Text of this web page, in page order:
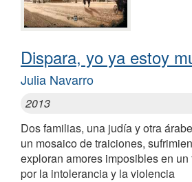
Dispara, yo ya estoy
Julia Navarro
2013
Dos familias, una judía y otra
un mosaico de traiciones,
exploran amores imposibles en
por la intolerancia y la violencia